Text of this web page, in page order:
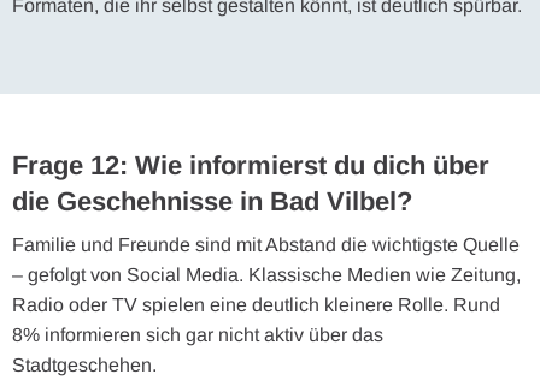
Formaten, die ihr selbst gestalten könnt, ist deutlich spürbar.
Frage 12: Wie informierst du dich über
die Geschehnisse in Bad Vilbel?
Familie und Freunde sind mit Abstand die wichtigste Quelle
– gefolgt von Social Media. Klassische Medien wie Zeitung,
Radio oder TV spielen eine deutlich kleinere Rolle. Rund
8% informieren sich gar nicht aktiv über das
Stadtgeschehen.